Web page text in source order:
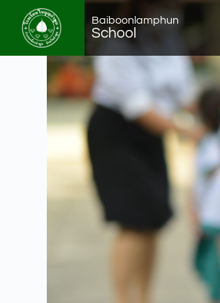
Baiboonlamphun
School